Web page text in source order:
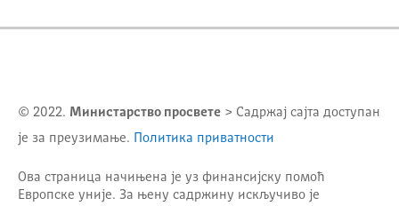
© 2022. Министарство просвете > Садржај сајта доступан
је за преузимање. Политика приватности
Ова страница начињена је уз финансијску помоћ
Европске уније. За њену садржину искључиво је